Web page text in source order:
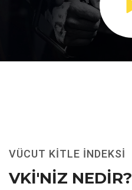
VÜCUT KİTLE İNDEKSİ
VKI'NIZ NEDIR?